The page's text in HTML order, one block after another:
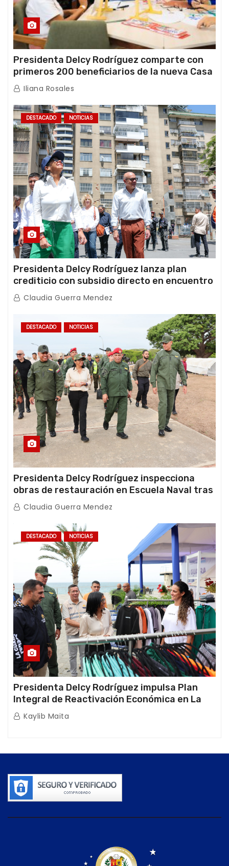
Presidenta Delcy Rodríguez comparte con
primeros 200 beneficiarios de la nueva Casa
de los Abuelos “La Primavera” en Caracas
Iliana Rosales
DESTACADO NOTICIAS
Presidenta Delcy Rodríguez lanza plan
crediticio con subsidio directo en encuentro
con Juntas de Condominio
Claudia Guerra Mendez
DESTACADO NOTICIAS
Presidenta Delcy Rodríguez inspecciona
obras de restauración en Escuela Naval tras
afectaciones sísmicas en La Guaira
Claudia Guerra Mendez
DESTACADO NOTICIAS
Presidenta Delcy Rodríguez impulsa Plan
Integral de Reactivación Económica en La
Guaira
Kaylib Maita